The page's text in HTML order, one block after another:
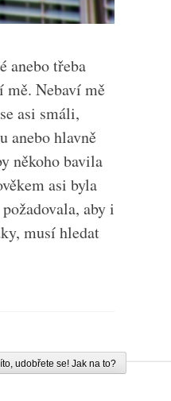
anebo třeba
mě. Nebaví mě
asi smáli,
anebo hlavně
někoho bavila
asi byla
aby i
musí hledat
udobřete se! Jak na to?